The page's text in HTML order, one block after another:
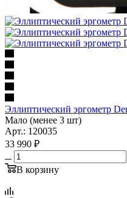
Эллиптический эргометр
Мало (менее 3 шт)
Арт.: 120035
33 990 ₽
В корзину